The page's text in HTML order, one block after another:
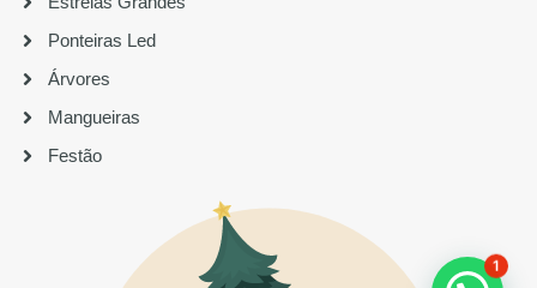
Ponteiras Led
Árvores
Mangueiras
Festão
1